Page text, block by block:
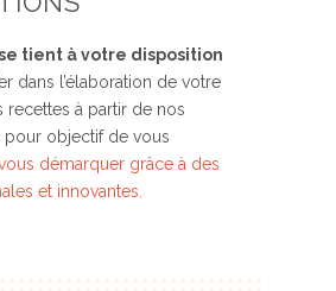
tient à votre disposition
dans l’élaboration de votre
recettes à partir de nos
pour objectif de vous
démarquer grâce à des
et innovantes.